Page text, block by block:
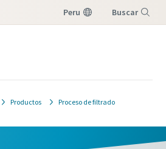
Peru Buscar
Productos Proceso de filtrado